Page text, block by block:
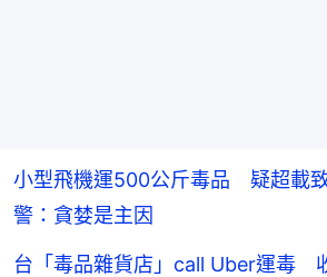
小型飛機運500公斤毒品 疑超載
警：貪婪是主因
台「毒品雜貨店」call Uber運毒